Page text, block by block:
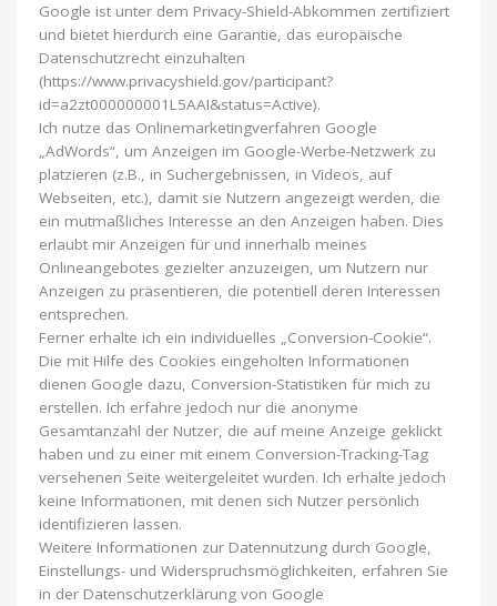
Google ist unter dem Privacy-Shield-Abkommen zertifiziert
und bietet hierdurch eine Garantie, das europäische
Datenschutzrecht einzuhalten
(https://www.privacyshield.gov/participant?
id=a2zt000000001L5AAI&status=Active).
Ich nutze das Onlinemarketingverfahren Google
„AdWords“, um Anzeigen im Google-Werbe-Netzwerk zu
platzieren (z.B., in Suchergebnissen, in Videos, auf
Webseiten, etc.), damit sie Nutzern angezeigt werden, die
ein mutmaßliches Interesse an den Anzeigen haben. Dies
erlaubt mir Anzeigen für und innerhalb meines
Onlineangebotes gezielter anzuzeigen, um Nutzern nur
Anzeigen zu präsentieren, die potentiell deren Interessen
entsprechen.
Ferner erhalte ich ein individuelles „Conversion-Cookie“.
Die mit Hilfe des Cookies eingeholten Informationen
dienen Google dazu, Conversion-Statistiken für mich zu
erstellen. Ich erfahre jedoch nur die anonyme
Gesamtanzahl der Nutzer, die auf meine Anzeige geklickt
haben und zu einer mit einem Conversion-Tracking-Tag
versehenen Seite weitergeleitet wurden. Ich erhalte jedoch
keine Informationen, mit denen sich Nutzer persönlich
identifizieren lassen.
Weitere Informationen zur Datennutzung durch Google,
Einstellungs- und Widerspruchsmöglichkeiten, erfahren Sie
in der Datenschutzerklärung von Google